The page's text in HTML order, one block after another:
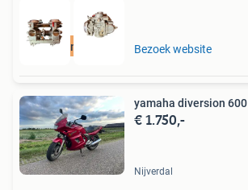
Revisie mogelijk Bezoek website
yamaha diversion 600
€ 1.750,-
Nijverdal